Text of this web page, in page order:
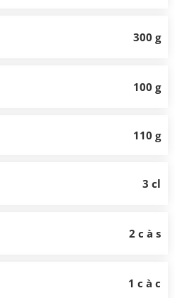
300 g
100 g
110 g
3 cl
2 c à s
1 c à c